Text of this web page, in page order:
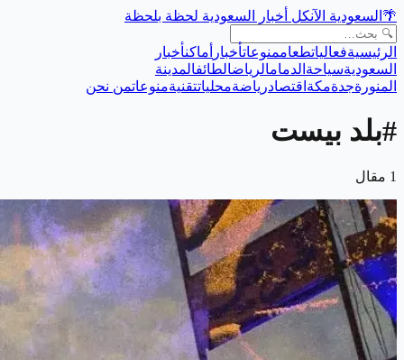
🌴 السعودية الآنكل أخبار السعودية لحظة بلحظة
الرئيسيةفعالياتطعاممنوعاتأخبار أماكنأخبار
السعوديةسياحة الدمامالرياضالطائفالمدينة
المنورةجدةمكة اقتصادرياضةمحلياتتقنيةمنوعاتمن نحن
#بلد بيست
1 مقال